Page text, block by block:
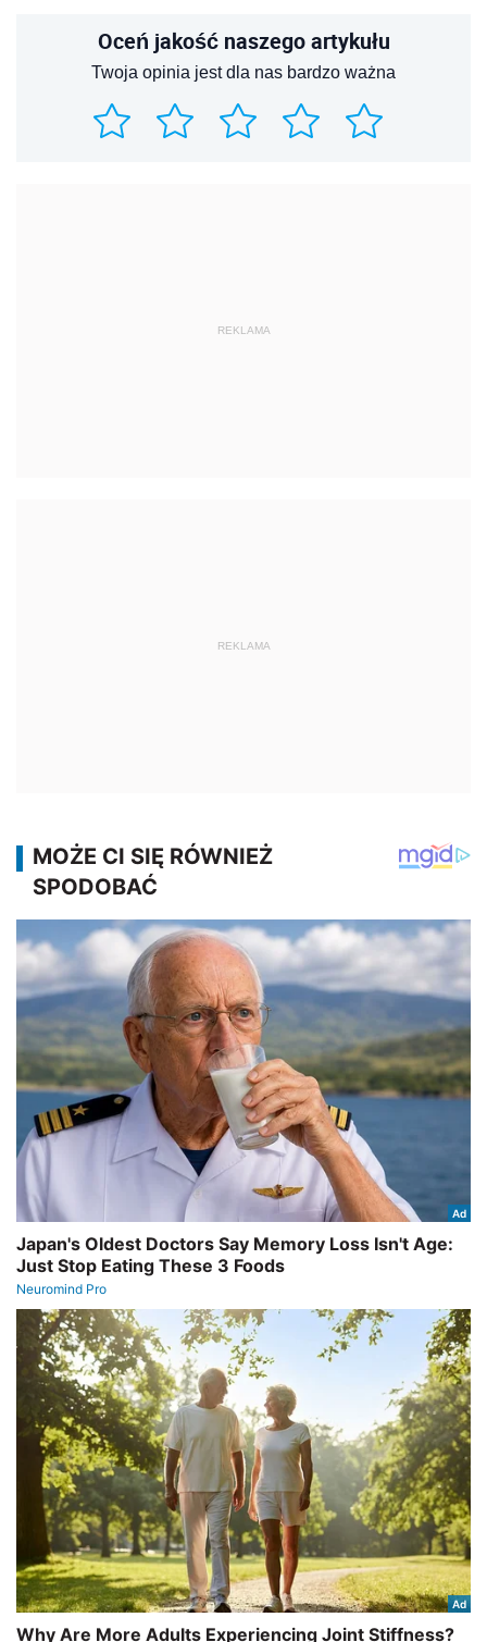
Oceń jakość naszego artykułu
Twoja opinia jest dla nas bardzo ważna
REKLAMA
REKLAMA